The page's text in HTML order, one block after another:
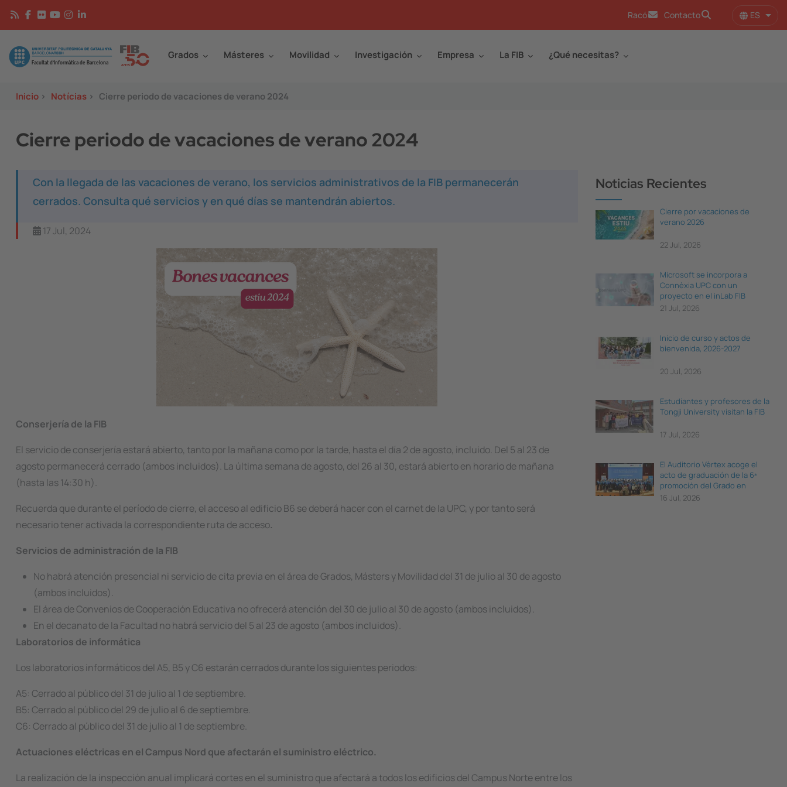
Pasar al contenido principal
Racó Contacto ES
Image Grados Másteres Movilidad Investigación Empresa La FIB ¿Qué necesitas?
Inicio > Notícias > Cierre periodo de vacaciones de verano 2024
Cierre periodo de vacaciones de verano 2024
Con la llegada de las vacaciones de verano, los servicios administrativos de la FIB permanecerán
cerrados. Consulta qué servicios y en qué días se mantendrán abiertos.
17 Jul, 2024
Conserjería de la FIB
El servicio de conserjería estará abierto, tanto por la mañana como por la tarde, hasta el día 2 de agosto, incluido. Del 5 al 23 de
agosto permanecerá cerrado (ambos incluidos). La última semana de agosto, del 26 al 30, estará abierto en horario de mañana
(hasta las 14:30 h).
Recuerda que durante el período de cierre, el acceso al edificio B6 se deberá hacer con el carnet de la UPC, y por tanto será
necesario tener activada la correspondiente ruta de acceso.
Servicios de administración de la FIB
No habrá atención presencial ni servicio de cita previa en el área de Grados, Másters y Movilidad del 31 de julio al 30 de agosto
(ambos incluidos).
El área de Convenios de Cooperación Educativa no ofrecerá atención del 30 de julio al 30 de agosto (ambos incluidos).
En el decanato de la Facultad no habrá servicio del 5 al 23 de agosto (ambos incluidos).
Laboratorios de informática
Los laboratorios informáticos del A5, B5 y C6 estarán cerrados durante los siguientes periodos:
A5: Cerrado al público del 31 de julio al 1 de septiembre.
B5: Cerrado al público del 29 de julio al 6 de septiembre.
C6: Cerrado al público del 31 de julio al 1 de septiembre.
Actuaciones eléctricas en el Campus Nord que afectarán el suministro eléctrico.
La realización de la inspección anual implicará cortes en el suministro que afectará a todos los edificios del Campus Norte entre los
Noticias Recientes
Cierre por vacaciones de
verano 2026
22 Jul, 2026
Microsoft se incorpora a
Connèxia UPC con un
proyecto en el inLab FIB
21 Jul, 2026
Inicio de curso y actos de
bienvenida, 2026-2027
20 Jul, 2026
Estudiantes y profesores de la
Tongji University visitan la FIB
17 Jul, 2026
El Auditorio Vèrtex acoge el
acto de graduación de la 6ª
promoción del Grado en
Ciencia e Ingeniería de Datos
16 Jul, 2026